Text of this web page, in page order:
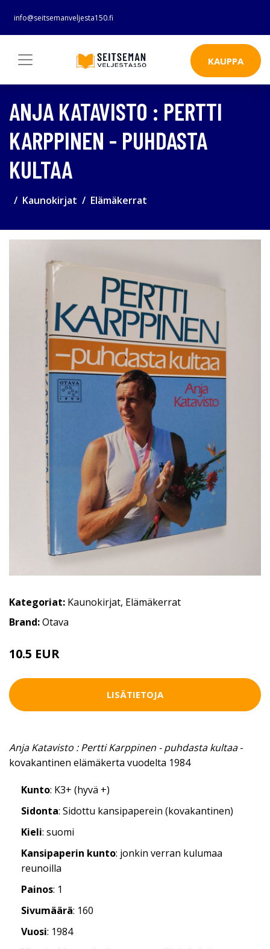
info@seitsemanveljesta150.fi
KAUPPA
ANJA KATAVISTO : PERTTI
KARPPINEN - PUHDASTA
KULTAA
Kaunokirjat Elämäkerrat
Kategoriat: Kaunokirjat, Elämäkerrat
Brand:Otava
10.5 EUR
LISÄTIETOJA
Anja Katavisto : Pertti Karppinen - puhdasta kultaa-
kovakantinen elämäkerta vuodelta 1984
Kunto: K3+ (hyvä +)
Sidonta: Sidottu kansipaperein (kovakantinen)
Kieli: suomi
Kansipaperin kunto: jonkin verran kulumaa
reunoilla
Painos: 1
Sivumäärä: 160
Vuosi: 1984